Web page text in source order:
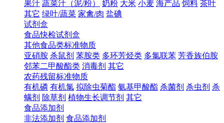
果汁 蔬菜汁（泥/粉） 奶粉 大米 小麦 海产品 饲料 茶叶
其它 绿叶/蔬菜 家禽/肉 盐碘
试剂盒
食品快检试剂盒
其他食品类标准物质
亚硝胺 杀鼠剂 苯胺类 多环芳烃类 多氯联苯 芳香族伯胺
邻苯二甲酸酯类 消毒剂 其它
农药残留标准物质
有机磷 有机氯 拟除虫菊酯 氨基甲酸酯 杀菌剂 杀虫剂 杀
螨剂 除草剂 植物生长调节剂 其它
食品添加剂
非法添加剂 食品添加剂